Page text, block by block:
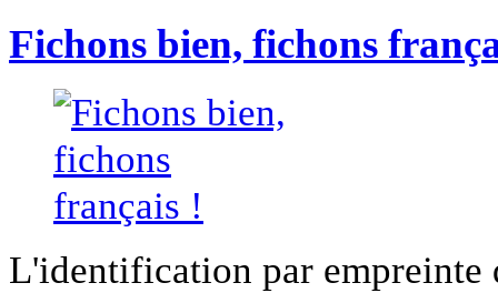
Fichons bien, fichons
L'identification par empreinte